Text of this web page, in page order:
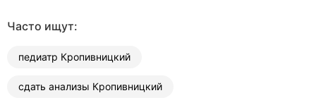
Часто ищут:
педиатр Кропивницкий
сдать анализы Кропивницкий